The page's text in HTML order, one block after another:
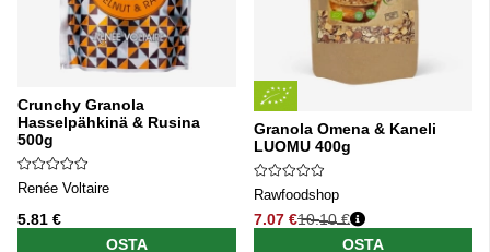
Crunchy Granola
Hasselpähkinä & Rusina
500g
Renée Voltaire
5.81 €
OSTA
Granola Omena & Kaneli
LUOMU 400g
Rawfoodshop
7.07 €
Normaali hinta
10.10 €
OSTA